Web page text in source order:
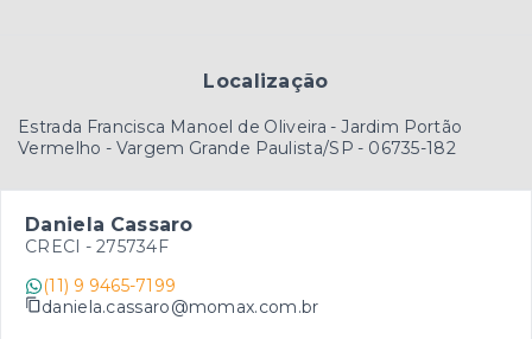
Localização
Estrada Francisca Manoel de Oliveira - Jardim Portão
Vermelho - Vargem Grande Paulista/SP - 06735-182
Daniela Cassaro
CRECI - 275734F
(11) 9 9465-7199
daniela.cassaro@momax.com.br